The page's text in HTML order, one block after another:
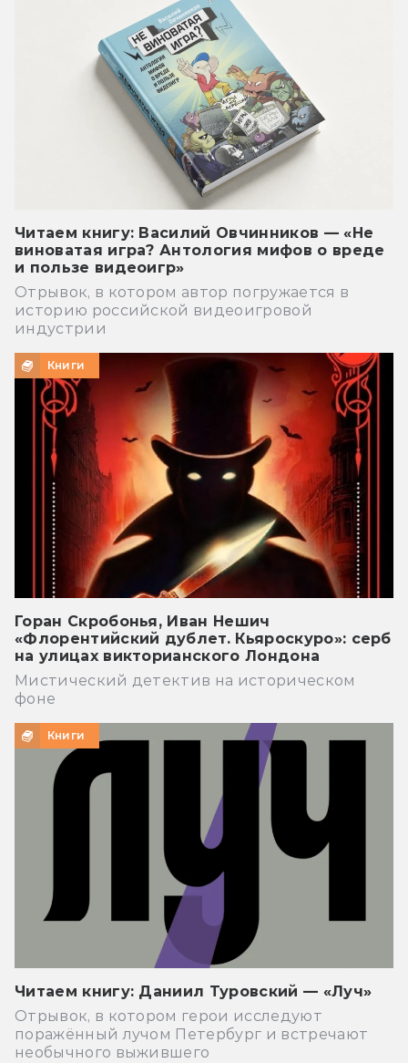
Читаем книгу: Василий Овчинников — «Не
виноватая игра? Антология мифов о вреде
и пользе видеоигр»
Отрывок, в котором автор погружается в
историю российской видеоигровой
индустрии
Книги
Горан Скробонья, Иван Нешич
«Флорентийский дублет. Кьяроскуро»: серб
на улицах викторианского Лондона
Мистический детектив на историческом
фоне
Книги
Читаем книгу: Даниил Туровский — «Луч»
Отрывок, в котором герои исследуют
поражённый лучом Петербург и встречают
необычного выжившего